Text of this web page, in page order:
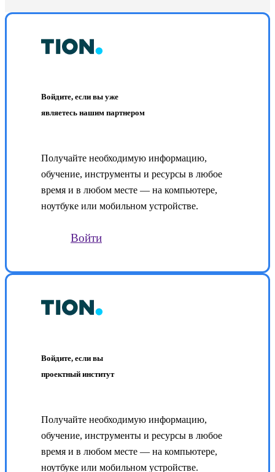
Войдите, если вы уже
являетесь нашим партнером
Получайте необходимую информацию,
обучение, инструменты и ресурсы в любое
время и в любом месте — на компьютере,
ноутбуке или мобильном устройстве.
Войти
Войдите, если вы
проектный институт
Получайте необходимую информацию,
обучение, инструменты и ресурсы в любое
время и в любом месте — на компьютере,
ноутбуке или мобильном устройстве.